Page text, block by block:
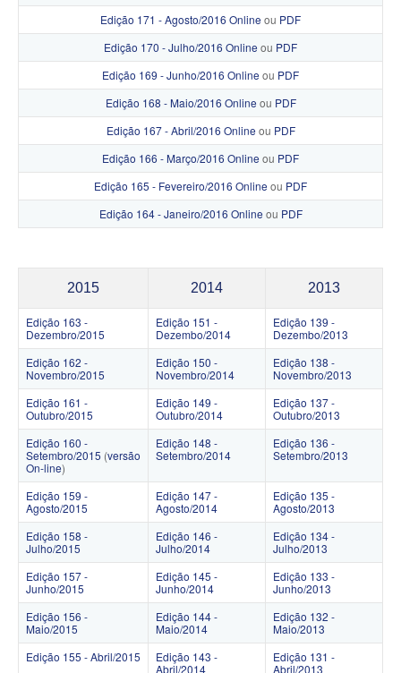
Edição 171 - Agosto/2016 Online ou PDF
Edição 170 - Julho/2016 Online ou PDF
Edição 169 - Junho/2016 Online ou PDF
Edição 168 - Maio/2016 Online ou PDF
Edição 167 - Abril/2016 Online ou PDF
Edição 166 - Março/2016 Online ou PDF
Edição 165 - Fevereiro/2016 Online ou PDF
Edição 164 - Janeiro/2016 Online ou PDF
2015 2014 2013
Edição 163 -
Dezembro/2015
Edição 151 -
Dezembo/2014
Edição 139 -
Dezembo/2013
Edição 162 -
Novembro/2015
Edição 150 -
Novembro/2014
Edição 138 -
Novembro/2013
Edição 161 -
Outubro/2015
Edição 149 -
Outubro/2014
Edição 137 -
Outubro/2013
Edição 160 -
Setembro/2015 (versão
On-line)
Edição 148 -
Setembro/2014
Edição 136 -
Setembro/2013
Edição 159 -
Agosto/2015
Edição 147 -
Agosto/2014
Edição 135 -
Agosto/2013
Edição 158 -
Julho/2015
Edição 146 -
Julho/2014
Edição 134 -
Julho/2013
Edição 157 -
Junho/2015
Edição 145 -
Junho/2014
Edição 133 -
Junho/2013
Edição 156 -
Maio/2015
Edição 144 -
Maio/2014
Edição 132 -
Maio/2013
Edição 155 - Abril/2015
Edição 143 -
Abril/2014
Edição 131 -
Abril/2013